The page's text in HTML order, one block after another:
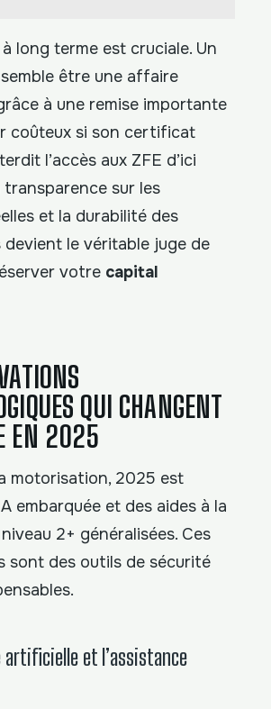
long terme est cruciale. Un
être une affaire
à une remise importante
coûteux si son certificat
l’accès aux ZFE d’ici
transparence sur les
et la durabilité des
devient le véritable juge de
votre capital
QUI CHANGENT
EN 2025
motorisation, 2025 est
embarquée et des aides à la
2+ généralisées. Ces
sont des outils de sécurité
artificielle et l’assistance